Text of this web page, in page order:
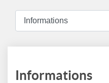
Informations